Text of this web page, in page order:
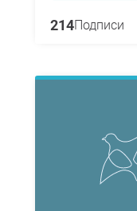
214Подписи